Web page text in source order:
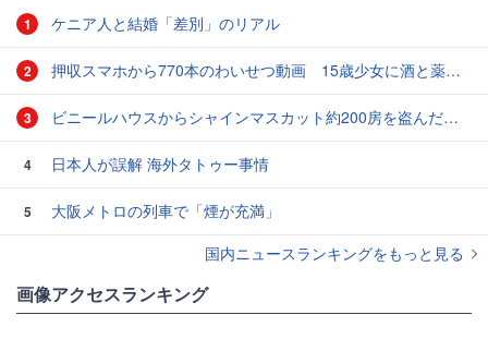
1 ケニア人と結婚「差別」のリアル
2 押収スマホから770本のわいせつ動画 15歳少女に酒と薬飲ませ性的暴行か 54歳男を再逮捕 「薬もありますよ」とSNSで誘い出し
3 ビニールハウスからシャインマスカット約200房を盗んだ疑い ネットで販売か 無職の男（42）逮捕 岡山県警
4 日本人が誤解 海外タトゥー事情
5
大阪メトロの列車で「煙が充満」
国内ニュースランキングをもっと見る
画像アクセスランキング